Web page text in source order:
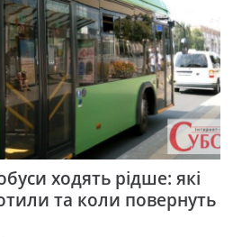
ходять рідше: які
та коли повернуть